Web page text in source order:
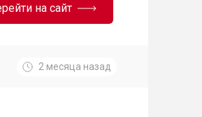
на сайт
2 месяца назад